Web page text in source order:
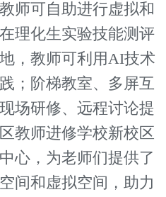
可自助进行虚拟和
理化生实验技能测评
，教师可利用AI技术
；阶梯教室、多屏互
场研修、远程讨论提
教师进修学校新校区
心，为老师们提供了
间和虚拟空间，助力